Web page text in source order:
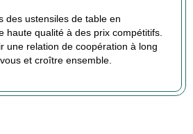
des ustensiles de table en
haute qualité à des prix compétitifs.
une relation de coopération à long
et croître ensemble.